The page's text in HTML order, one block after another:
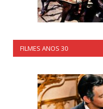
FILMES ANOS 30